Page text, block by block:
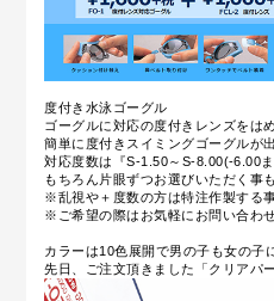
度付き水泳ゴーグル
ゴーグルに対応の度付きレンズをは
簡単に度付きスイミングゴーグルが
対応度数は『S-1.50～S-8.00(-6.00
もちろん片眼ずつお選びいただく事
※乱視や＋度数の方は特注作製する
※ご希望の際はお気軽にお問い合わ
カラーは10色展開で男の子も女の子
先日、ご注文頂きました「クリアパ